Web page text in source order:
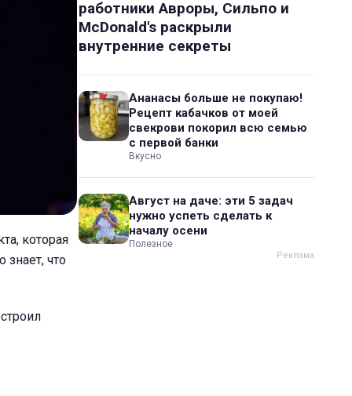
которая
знает, что
работники Авроры, Сильпо и
McDonald's раскрыли
внутренние секреты
Ананасы больше не покупаю!
Рецепт кабачков от моей
свекрови покорил всю семью
с первой банки
Вкусно
Август на даче: эти 5 задач
нужно успеть сделать к
началу осени
Полезное